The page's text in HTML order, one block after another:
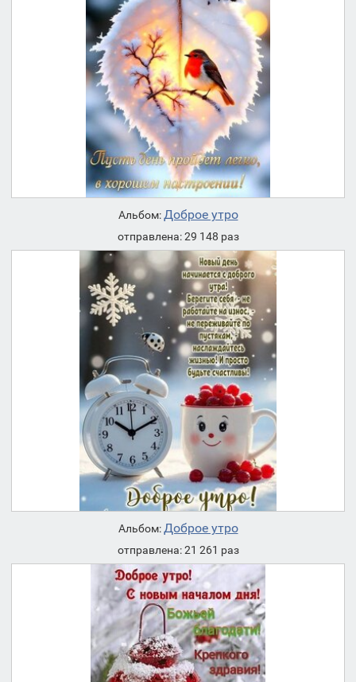
Альбом:Доброе утро
отправлена: 29 148 раз
Альбом:Доброе утро
отправлена: 21 261 раз